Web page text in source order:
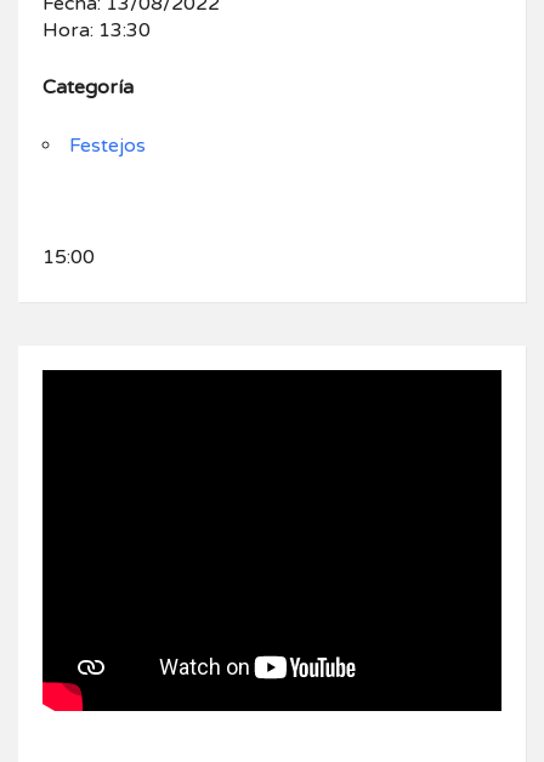
Hora: 13:30
Categoría
Festejos
15:00